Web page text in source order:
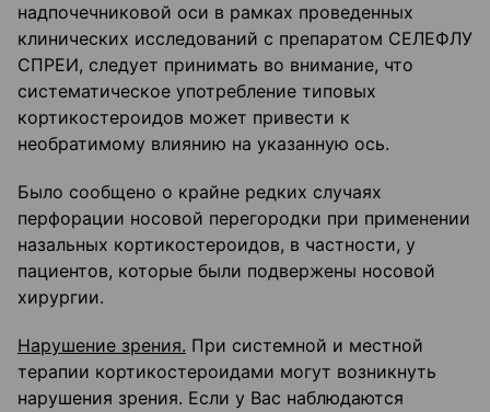
надпочечниковой оси в рамках проведенных
клинических исследований с препаратом СЕЛЕФЛУ
СПРЕИ, следует принимать во внимание, что
систематическое употребление типовых
кортикостероидов может привести к
необратимому влиянию на указанную ось.
Было сообщено о крайне редких случаях
перфорации носовой перегородки при применении
назальных кортикостероидов, в частности, у
пациентов, которые были подвержены носовой
хирургии.
Нарушение зрения. При системной и местной
терапии кортикостероидами могут возникнуть
нарушения зрения. Если у Вас наблюдаются